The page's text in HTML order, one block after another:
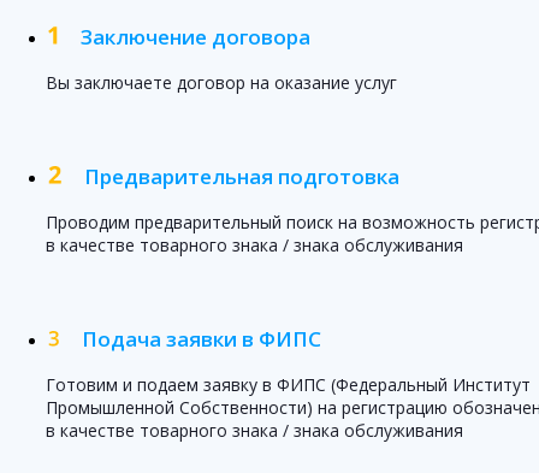
Заключение договора
Вы заключаете договор на оказание услуг
Предварительная подготовка
Проводим предварительный поиск на возможность
в качестве товарного знака / знака обслуживания
Подача заявки в ФИПС
Готовим и подаем заявку в ФИПС (Федеральный Институт
Промышленной Собственности) на регистрацию
в качестве товарного знака / знака обслуживания